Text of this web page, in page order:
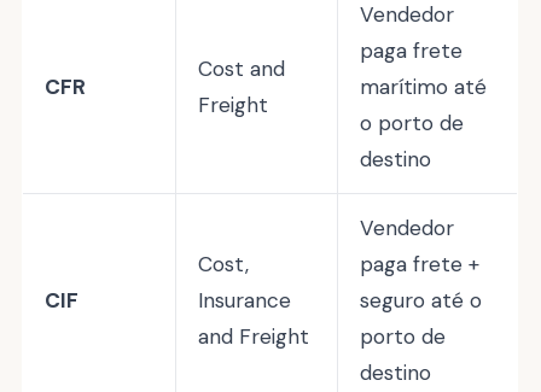
CFR
Cost and
Freight
Vendedor
paga frete
marítimo até
o porto de
destino
CIF
Cost,
Insurance
and Freight
Vendedor
paga frete +
seguro até o
porto de
destino